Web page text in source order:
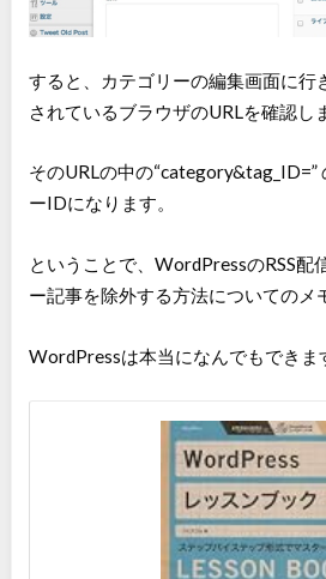
すると、カテゴリーの編集画面に行
されているブラウザのURLを確認し
そのURLの中の“category&tag_ID=”
ーIDになります。
ということで、WordPressのRSS配
ー記事を除外する方法についてのメ
WordPressは本当になんでもできま